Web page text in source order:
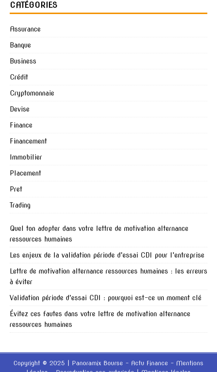
CATÉGORIES
Assurance
Banque
Business
Crédit
Cryptomonnaie
Devise
Finance
Financement
Immobilier
Placement
Pret
Trading
Quel ton adopter dans votre lettre de motivation alternance
ressources humaines
Les enjeux de la validation période d’essai CDI pour l’entreprise
Lettre de motivation alternance ressources humaines : les erreurs
à éviter
Validation période d’essai CDI : pourquoi est-ce un moment clé
Évitez ces fautes dans votre lettre de motivation alternance
ressources humaines
Copyright © 2025 | Panoramix Bourse - Actu Finance - Mentions